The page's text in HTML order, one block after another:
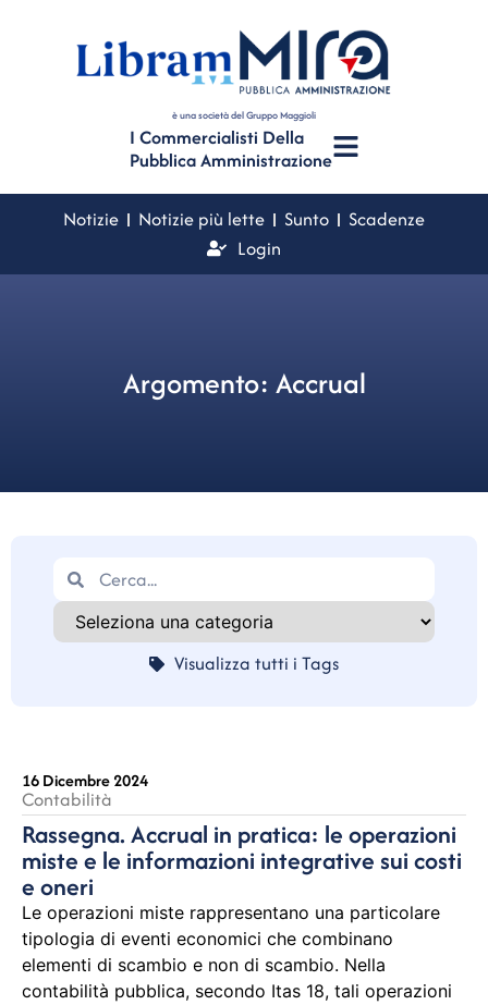
è una società del Gruppo Maggioli
I Commercialisti Della
Pubblica Amministrazione
Notizie Notizie più lette Sunto
Scadenze
Login
Argomento: Accrual
Visualizza tutti i Tags
16 Dicembre 2024
Contabilità
Rassegna. Accrual in pratica: le operazioni
miste e le informazioni integrative sui costi
e oneri
Le operazioni miste rappresentano una particolare
tipologia di eventi economici che combinano
elementi di scambio e non di scambio. Nella
contabilità pubblica, secondo Itas 18, tali operazioni